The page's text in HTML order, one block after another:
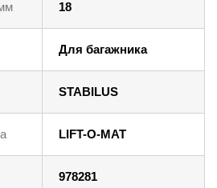
18
Для багажника
STABILUS
LIFT-O-MAT
978281